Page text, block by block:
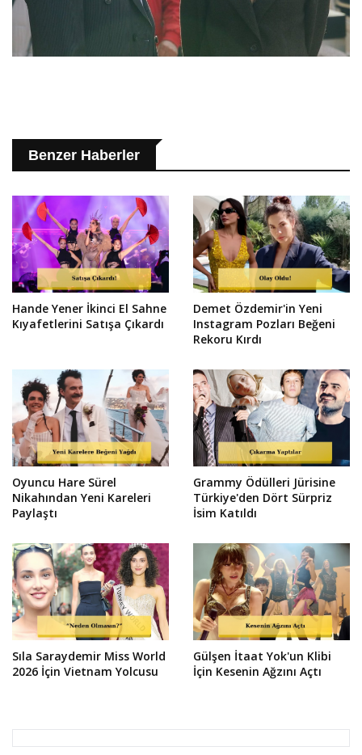
Benzer Haberler
Hande Yener İkinci El Sahne
Kıyafetlerini Satışa Çıkardı
Demet Özdemir'in Yeni
Instagram Pozları Beğeni
Rekoru Kırdı
Oyuncu Hare Sürel
Nikahından Yeni Kareleri
Paylaştı
Grammy Ödülleri Jürisine
Türkiye'den Dört Sürpriz
İsim Katıldı
Sıla Saraydemir Miss World
2026 İçin Vietnam Yolcusu
Gülşen İtaat Yok'un Klibi
İçin Kesenin Ağzını Açtı